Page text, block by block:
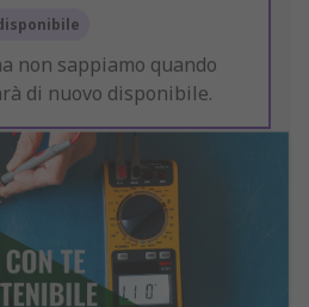
non sappiamo quando
di nuovo disponibile.